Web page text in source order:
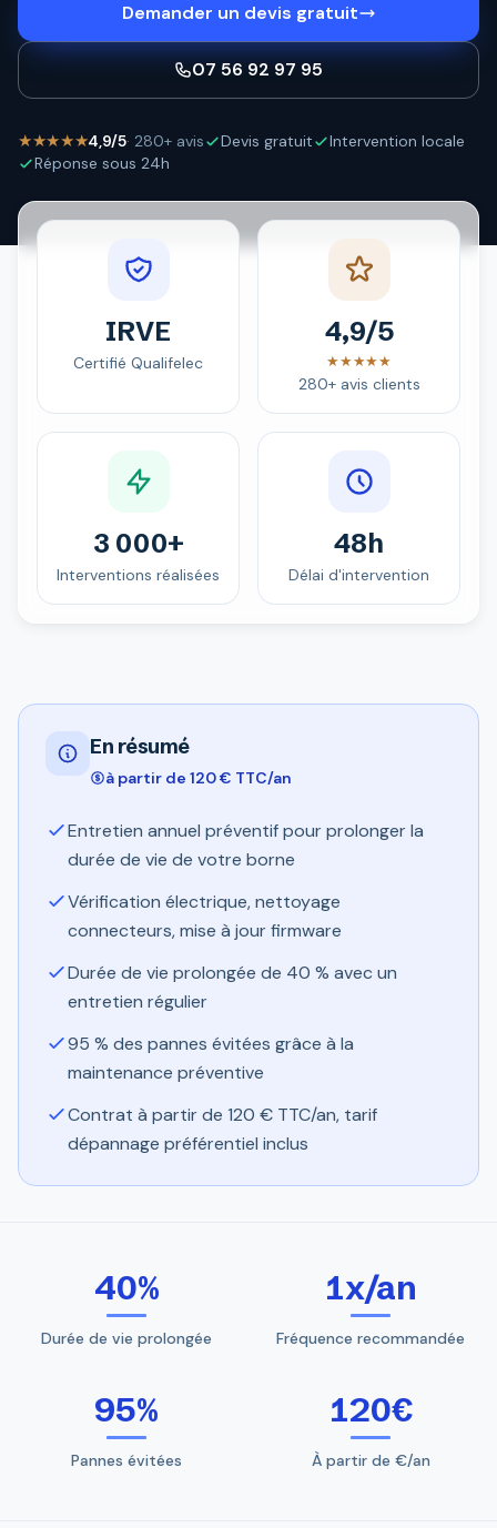
Demander un devis gratuit
07 56 92 97 95
★★★★★4,9/5· 280+ avis Devis gratuit
Intervention locale
Réponse sous 24h
IRVE
Certifié Qualifelec
4,9/5
★★★★★
280+ avis clients
3 000+
Interventions réalisées
48h
Délai d'intervention
En résumé
à partir de 120 € TTC/an
Entretien annuel préventif pour prolonger la
durée de vie de votre borne
Vérification électrique, nettoyage
connecteurs, mise à jour firmware
Durée de vie prolongée de 40 % avec un
entretien régulier
95 % des pannes évitées grâce à la
maintenance préventive
Contrat à partir de 120 € TTC/an, tarif
dépannage préférentiel inclus
40%
Durée de vie prolongée
1x/an
Fréquence recommandée
95%
Pannes évitées
120€
À partir de €/an